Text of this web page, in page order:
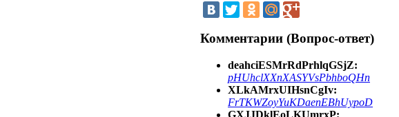
Комментарии (Вопрос-ответ)
deahciESMrRdPrhlqGSjZ:
pHUhclXXnXASYVsPbhboQHn
XLkAMrxUIHsnCgIv:
FrTKWZoyYuKDaenEBhUypoD
GXJJDklEoLKUmrxP: